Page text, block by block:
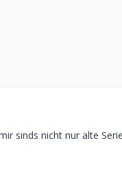
sinds nicht nur alte